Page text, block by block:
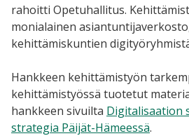
rahoitti Opetuhallitus.
monialainen
kehittämiskuntien
Hankkeen kehittämistyön
kehittämistyössä tuotetut
hankkeen sivuilta Digitalisaation
strategia Päijät-Hämeessä.